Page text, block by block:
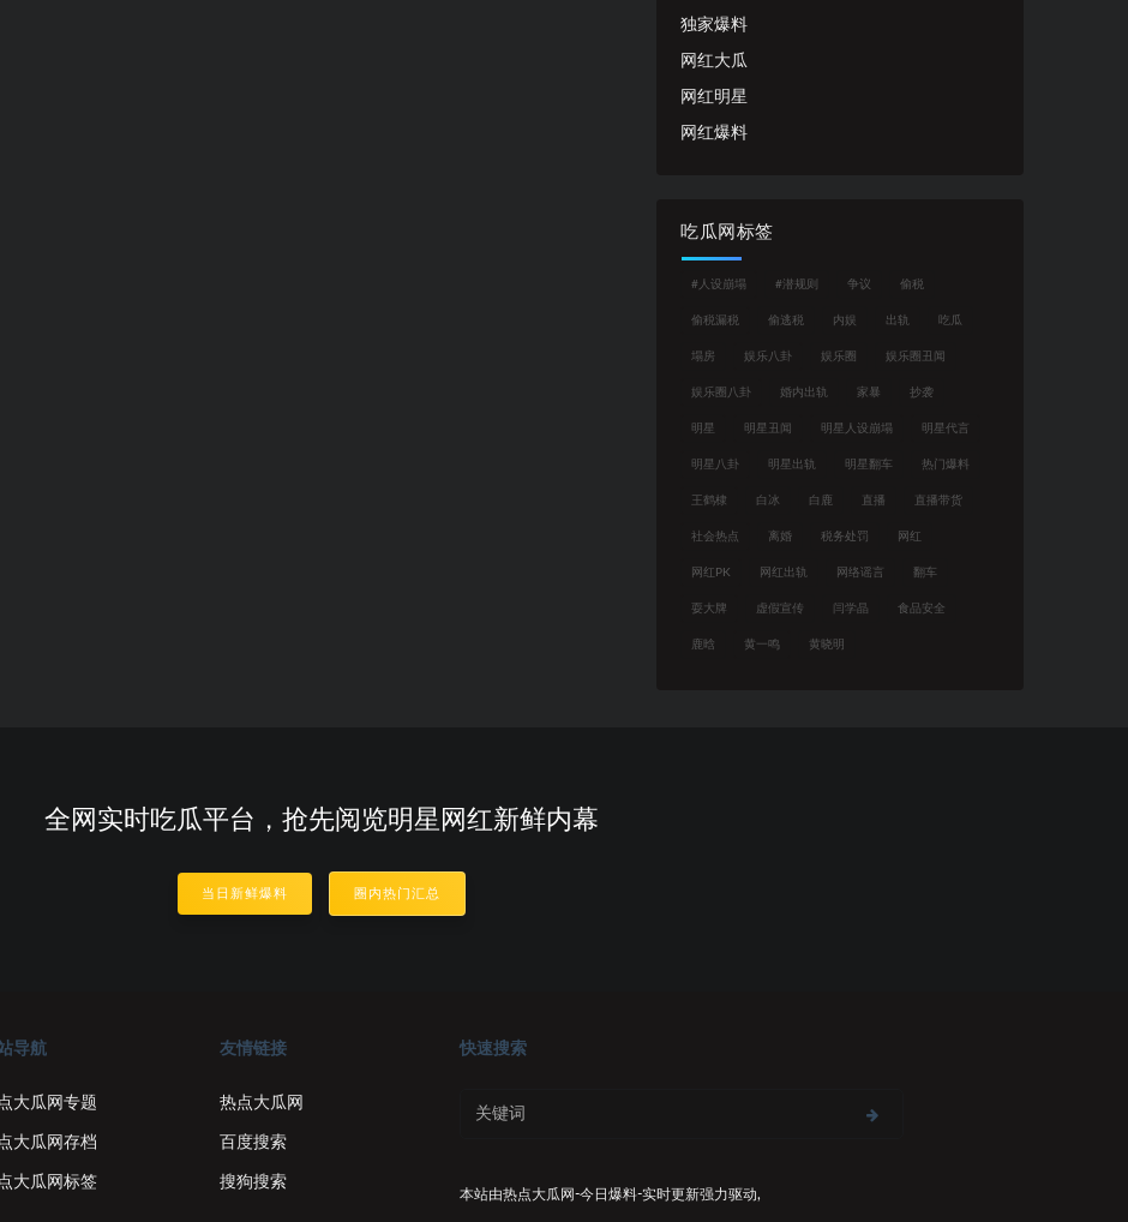
独家爆料
网红大瓜
网红明星
网红爆料
吃瓜网标签
#人设崩塌 #潜规则 争议 偷税
偷税漏税 偷逃税 内娱 出轨 吃瓜
塌房 娱乐八卦 娱乐圈 娱乐圈丑闻
娱乐圈八卦 婚内出轨 家暴 抄袭
明星 明星丑闻 明星人设崩塌 明星代言
明星八卦 明星出轨 明星翻车 热门爆料
王鹤棣 白冰 白鹿 直播 直播带货
社会热点 离婚 税务处罚 网红
网红PK 网红出轨 网络谣言 翻车
耍大牌 虚假宣传 闫学晶 食品安全
鹿晗 黄一鸣 黄晓明
全网实时吃瓜平台，抢先阅览明星网红新鲜内幕
当日新鲜爆料 圈内热门汇总
导航
大瓜网专题
大瓜网存档
大瓜网标签
友情链接
热点大瓜网
百度搜索
搜狗搜索
快速搜索
本站由热点大瓜网-今日爆料-实时更新强力驱动,